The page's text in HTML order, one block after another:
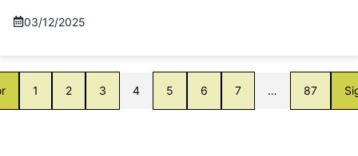
03/12/2025
1 2 3 4 5 6 7 … 87